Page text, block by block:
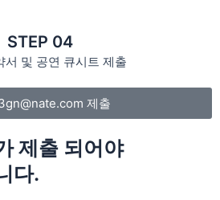
STEP 04
서 및 공연 큐시트 제출
제출
제출 되어야
다.